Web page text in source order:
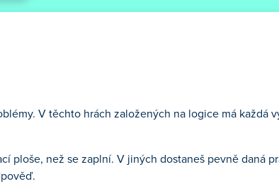
V těchto hrách založených na logice má každá
ploše, než se zaplní. V jiných dostaneš pevně daná